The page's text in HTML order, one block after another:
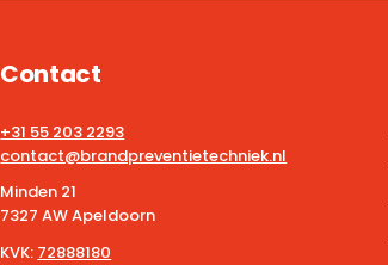
Contact
+31 55 203 2293
contact@brandpreventietechniek.nl
Minden 21
7327 AW Apeldoorn
KVK: 72888180